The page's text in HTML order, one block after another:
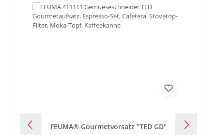
FEUMA® Gourmetvorsatz "TED GD"